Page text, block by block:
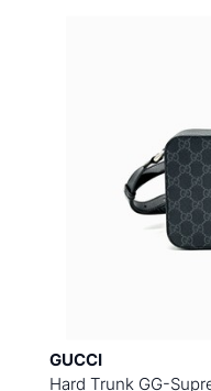
GUCCI
Hard Trunk GG-